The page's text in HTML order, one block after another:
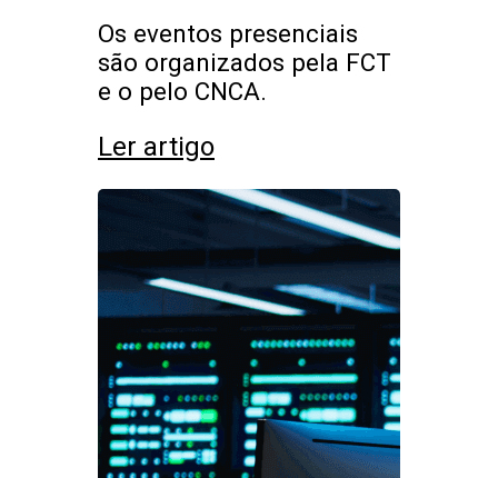
Os eventos presenciais
são organizados pela FCT
e o pelo CNCA.
Ler artigo